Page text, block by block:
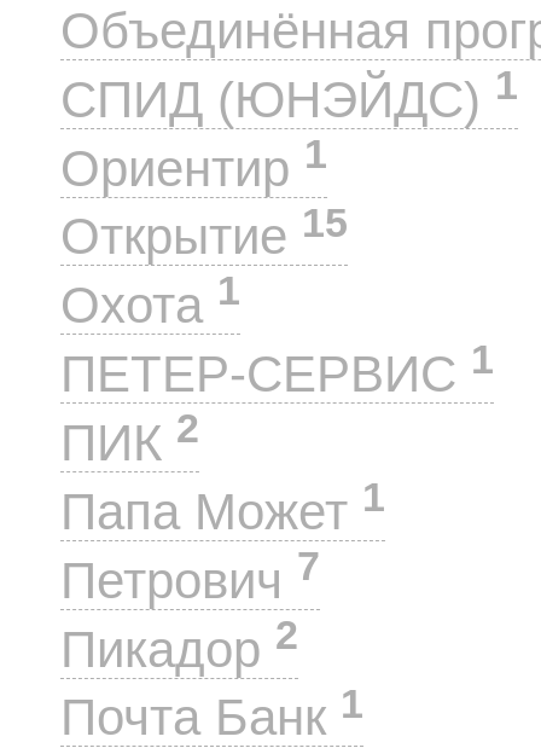
Объединённая
СПИД (ЮНЭЙДС) 1
Ориентир 1
Открытие 15
Охота 1
ПЕТЕР-СЕРВИС 1
ПИК 2
Папа Может 1
Петрович 7
Пикадор 2
Почта Банк 1